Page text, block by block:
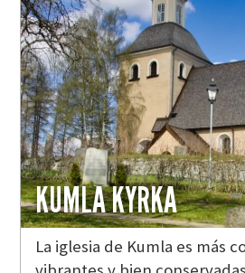
KUMLA KYRKA
La iglesia de Kumla es más